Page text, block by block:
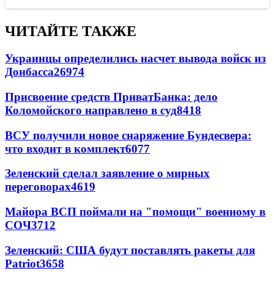
ЧИТАЙТЕ ТАКЖЕ
Украинцы определились насчет вывода войск из
Донбасса26974
Присвоение средств ПриватБанка: дело
Коломойского направлено в суд8418
ВСУ получили новое снаряжение Бундесвера:
что входит в комплект6077
Зеленский сделал заявление о мирных
переговорах4619
Майора ВСП поймали на "помощи" военному в
СОЧ3712
Зеленский: США будут поставлять ракеты для
Patriot3658